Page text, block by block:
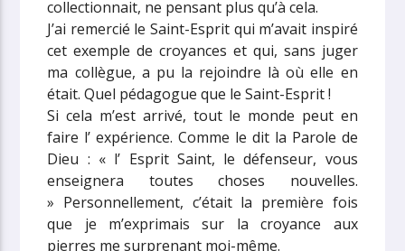
collectionnait, ne pensant plus qu’à cela.
J’ai remercié le Saint-Esprit qui m’avait inspiré
cet exemple de croyances et qui, sans juger
ma collègue, a pu la rejoindre là où elle en
était. Quel pédagogue que le Saint-Esprit !
Si cela m’est arrivé, tout le monde peut en
faire l’ expérience. Comme le dit la Parole de
Dieu : « l’ Esprit Saint, le défenseur, vous
enseignera toutes choses nouvelles.
» Personnellement, c’était la première fois
que je m’exprimais sur la croyance aux
pierres me surprenant moi-même.